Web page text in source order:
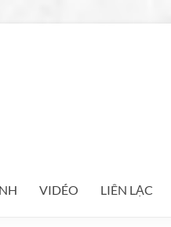
VIDÉO LIÊN LẠC